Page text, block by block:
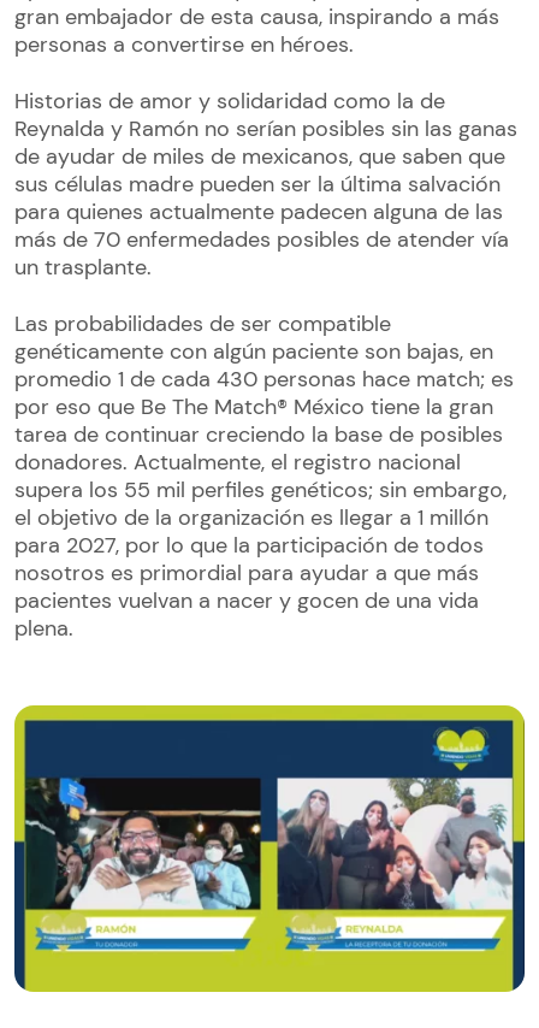
gran embajador de esta causa, inspirando a más
personas a convertirse en héroes.
Historias de amor y solidaridad como la de
Reynalda y Ramón no serían posibles sin las ganas
de ayudar de miles de mexicanos, que saben que
sus células madre pueden ser la última salvación
para quienes actualmente padecen alguna de las
más de 70 enfermedades posibles de atender vía
un trasplante.
Las probabilidades de ser compatible
genéticamente con algún paciente son bajas, en
promedio 1 de cada 430 personas hace match; es
por eso que Be The Match® México tiene la gran
tarea de continuar creciendo la base de posibles
donadores. Actualmente, el registro nacional
supera los 55 mil perfiles genéticos; sin embargo,
el objetivo de la organización es llegar a 1 millón
para 2027, por lo que la participación de todos
nosotros es primordial para ayudar a que más
pacientes vuelvan a nacer y gocen de una vida
plena.